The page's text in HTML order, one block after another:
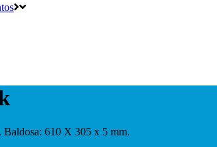
610 X 305 x 5 mm.